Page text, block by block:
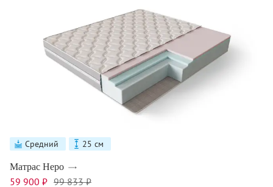
Средний 25 см
Матрас Неро
59 900 ₽ 99 833 ₽